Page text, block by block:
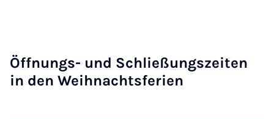
Öff­nungs- und Schlie­ßungs­zei­ten
in den Weih­nachts­fe­ri­en